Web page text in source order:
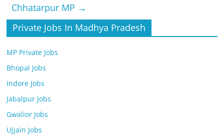
Chhatarpur MP →
Private Jobs In Madhya Pradesh
MP Private Jobs
Bhopal Jobs
Indore Jobs
Jabalpur Jobs
Gwalior Jobs
Ujjain Jobs